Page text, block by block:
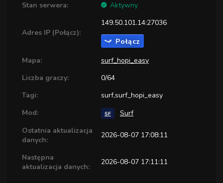
Stan serwera:
Aktywny
Adres IP (Połącz):
149.50.101.14:27036
Połącz
Mapa:
surf_hopi_easy
Liczba graczy:
0/64
Tagi:
surf,surf_hopi_easy
Mod:
SF
Surf
Ostatnia aktualizacja
danych:
2026-08-07 17:08:11
Następna
aktualizacja danych:
2026-08-07 17:11:11